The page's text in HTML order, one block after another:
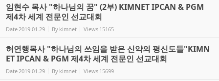
임현수 목사 "하나님의 꿈" (2부) KIMNET IPCAN & PGM
제4차 세계 전문인 선교대회
Date2019.01.29 By kimnet Views 15165
허연행목사 "하나님의 쓰임을 받은 신약의 평신도들"KIMN
ET IPCAN & PGM 제4차 세계 전문인 선교대회
Date2019.01.29 By kimnet Views 15699